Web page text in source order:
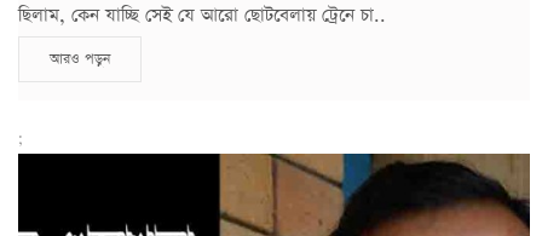
ছিলাম, কেন যাচ্ছি সেই যে আরো ছোটবেলায় ট্রেনে চা..
আরও পড়ুন
;